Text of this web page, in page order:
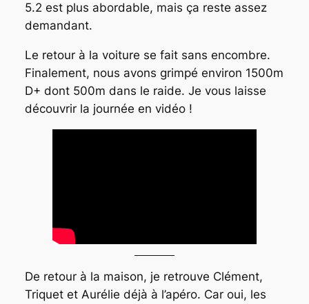
5.2 est plus abordable, mais ça reste assez
demandant.
Le retour à la voiture se fait sans encombre.
Finalement, nous avons grimpé environ 1500m
D+ dont 500m dans le raide. Je vous laisse
découvrir la journée en vidéo !
De retour à la maison, je retrouve Clément,
Triquet et Aurélie déjà à l’apéro. Car oui, les